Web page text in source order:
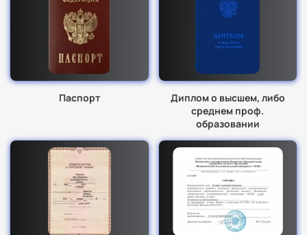
Паспорт
Диплом о высшем, либо
среднем проф.
образовании